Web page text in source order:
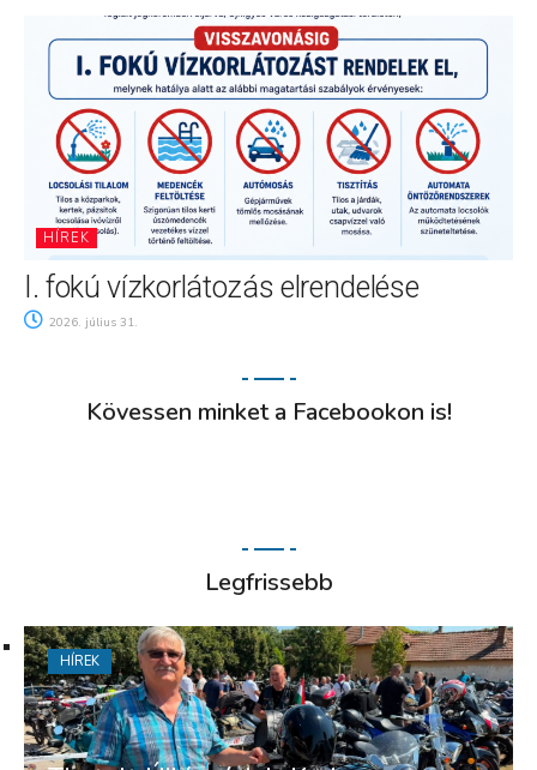
HÍREK
I. fokú vízkorlátozás elrendelése
2026. július 31.
Kövessen minket a Facebookon is!
Legfrissebb
HÍREK